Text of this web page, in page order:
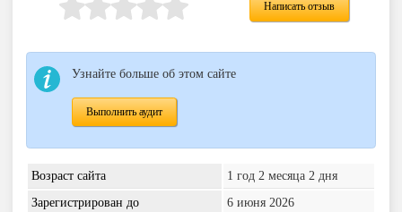
Написать отзыв
Узнайте больше об этом сайте
Выполнить аудит
Возраст сайта
1 год 2 месяца 2 дня
Зарегистрирован до
6 июня 2026